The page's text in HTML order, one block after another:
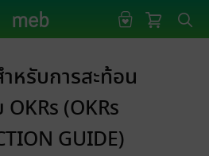
หรับการสะท้อน
(OKRs
GUIDE)